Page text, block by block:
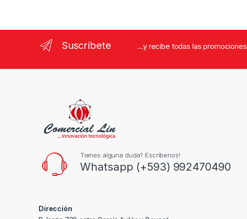
Suscríbete ...y recibe todas las promociones
Tienes alguna duda? Escríbenos!
Whatsapp (+593) 992470490
Dirección